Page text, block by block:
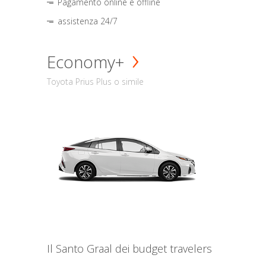
assistenza 24/7
Economy+
Toyota Prius Plus o simile
Il Santo Graal dei budget travelers